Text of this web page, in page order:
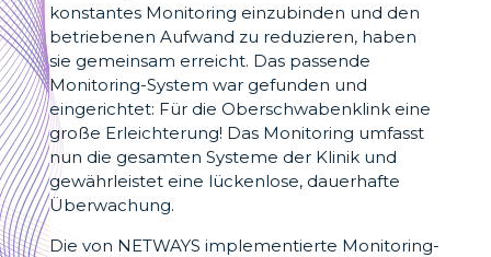
konstantes Monitoring einzubinden und den
betriebenen Aufwand zu reduzieren, haben
sie gemeinsam erreicht. Das passende
Monitoring-System war gefunden und
eingerichtet: Für die Oberschwabenklink eine
große Erleichterung! Das Monitoring umfasst
nun die gesamten Systeme der Klinik und
gewährleistet eine lückenlose, dauerhafte
Überwachung.
Die von NETWAYS implementierte Monitoring-